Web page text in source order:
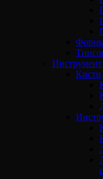
Инструмент
Кисти